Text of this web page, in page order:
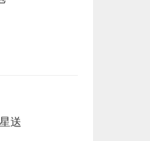
送